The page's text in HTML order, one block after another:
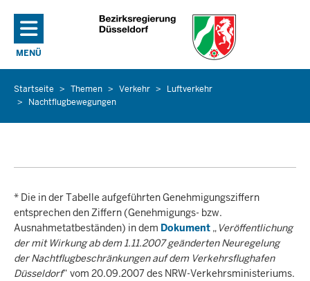
Direkt zum Inhalt
MENÜ
NAVIGATION AKTIVIEREN/DEAKTIVIEREN: HAUPTMENÜ
Sie
befinden
sich
Startseite Themen Verkehr
Luftverkehr
Nachtflugbewegungen
* Die in der Tabelle aufgeführten Genehmigungsziffern
entsprechen den Ziffern (Genehmigungs- bzw.
Ausnahmetatbeständen) in dem Dokument „ Veröffentlichung
der mit Wirkung ab dem 1.11.2007 geänderten Neuregelung
der Nachtflugbeschränkungen auf dem Verkehrsflughafen
Düsseldorf“ vom 20.09.2007 des NRW-Verkehrsministeriums.